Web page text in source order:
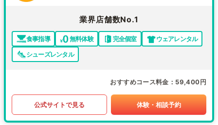
業界店舗数No.1
食事指導 無料体験 完全個室
ウェアレンタル
シューズレンタル
おすすめコース料金 59,400円
公式サイトで見る 体験・相談予約